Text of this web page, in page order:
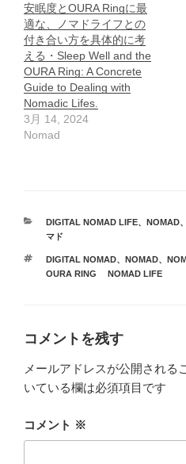
安眠度とOURA Ringに最
適な、ノマドライフとの
付き合い方を具体的に考
える・Sleep Well and the
OURA Ring: A Concrete
Guide to Dealing with
Nomadic Lifes.
3月 14, 2024
Nomad
カ
テ
リ
ー
DIGITAL NOMAD LIFE、 NOMAD、
マド
タ
グ
DIGITAL NOMAD、 NOMAD、
OURA RING NOMAD LIFE
コメントを残す
メールアドレスが公開される
いている欄は必須項目です
コメント ※